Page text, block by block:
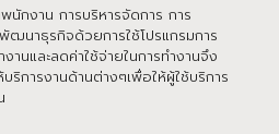
นักงาน การบริหารจัดการ การ
ฒนาธุรกิจด้วยการใช้โปรแกรมการ
านและลดค่าใช้จ่ายในการทำงานจึง
ริการงานด้านต่างๆเพื่อให้ผู้ใช้บริการ